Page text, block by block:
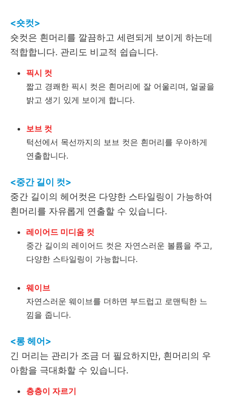
<숏컷>
숏컷은 흰머리를 깔끔하고 세련되게 보이게 하는데
적합합니다. 관리도 비교적 쉽습니다.
픽시 컷
짧고 경쾌한 픽시 컷은 흰머리에 잘 어울리며, 얼굴을
밝고 생기 있게 보이게 합니다.
보브 컷
턱선에서 목선까지의 보브 컷은 흰머리를 우아하게
연출합니다.
<중간 길이 컷>
중간 길이의 헤어컷은 다양한 스타일링이 가능하여
흰머리를 자유롭게 연출할 수 있습니다.
레이어드 미디움 컷
중간 길이의 레이어드 컷은 자연스러운 볼륨을 주고,
다양한 스타일링이 가능합니다.
웨이브
자연스러운 웨이브를 더하면 부드럽고 로맨틱한 느
낌을 줍니다.
<롱 헤어>
긴 머리는 관리가 조금 더 필요하지만, 흰머리의 우
아함을 극대화할 수 있습니다.
층층이 자르기